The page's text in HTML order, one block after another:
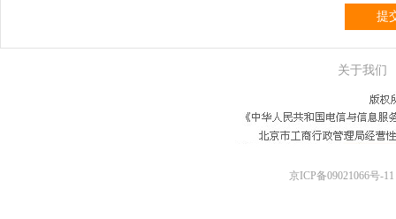
提
关于我们
京ICP备09021066号-11